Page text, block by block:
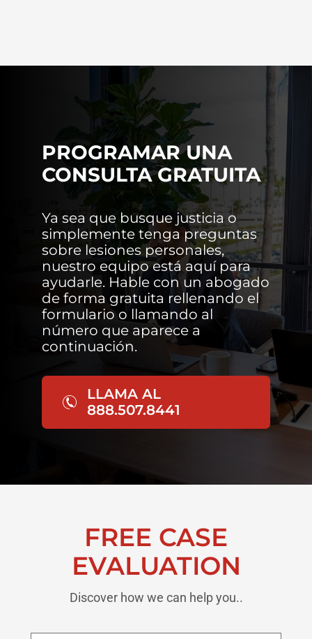
PROGRAMAR UNA
CONSULTA GRATUITA
Ya sea que busque justicia o
simplemente tenga preguntas
sobre lesiones personales,
nuestro equipo está aquí para
ayudarle. Hable con un abogado
de forma gratuita rellenando el
formulario o llamando al
número que aparece a
continuación.
LLAMA AL
888.507.8441
FREE CASE
EVALUATION
Discover how we can help you..
Nombre *